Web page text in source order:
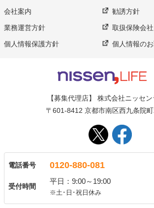
会社案内 勧誘方針
業務運営方針 取扱保険会社
個人情報保護方針 個人情報の
【募集代理店】 株式会社ニッセ
〒601-8412 京都市南区西九条院
電話番号 0120-880-081
受付時間
平日：9:00～19:00
※土･日･祝日休み